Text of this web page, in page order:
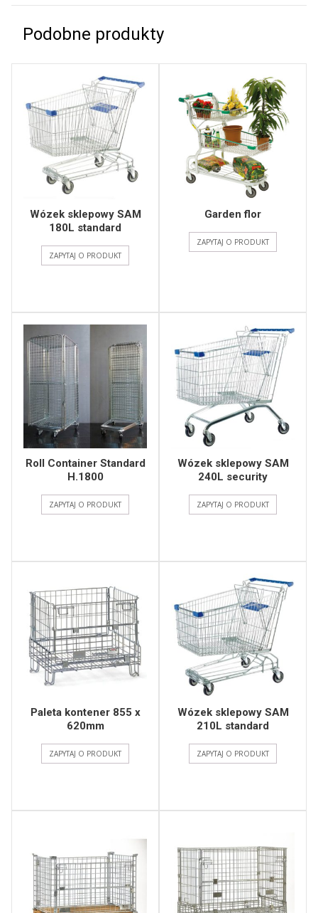
Podobne produkty
Wózek sklepowy SAM
180L standard
ZAPYTAJ O PRODUKT
Garden flor
ZAPYTAJ O PRODUKT
Roll Container Standard
H.1800
ZAPYTAJ O PRODUKT
Wózek sklepowy SAM
240L security
ZAPYTAJ O PRODUKT
Paleta kontener 855 x
620mm
ZAPYTAJ O PRODUKT
Wózek sklepowy SAM
210L standard
ZAPYTAJ O PRODUKT